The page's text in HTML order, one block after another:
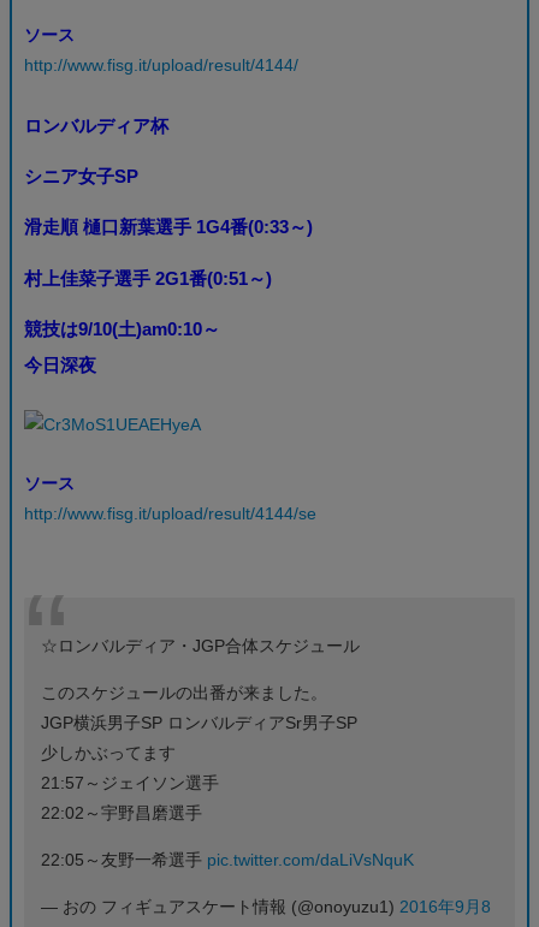
ソース
http://www.fisg.it/upload/result/4144/
ロンバルディア杯
シニア女子SP
滑走順 樋口新葉選手 1G4番(0:33～)
村上佳菜子選手 2G1番(0:51～)
競技は9/10(土)am0:10～
今日深夜
ソース
http://www.fisg.it/upload/result/4144/se
☆ロンバルディア・JGP合体スケジュール
このスケジュールの出番が来ました。
JGP横浜男子SP ロンバルディアSr男子SP
少しかぶってます
21:57～ジェイソン選手
22:02～宇野昌磨選手
22:05～友野一希選手 pic.twitter.com/daLiVsNquK
— おの フィギュアスケート情報 (@onoyuzu1) 2016年9月8